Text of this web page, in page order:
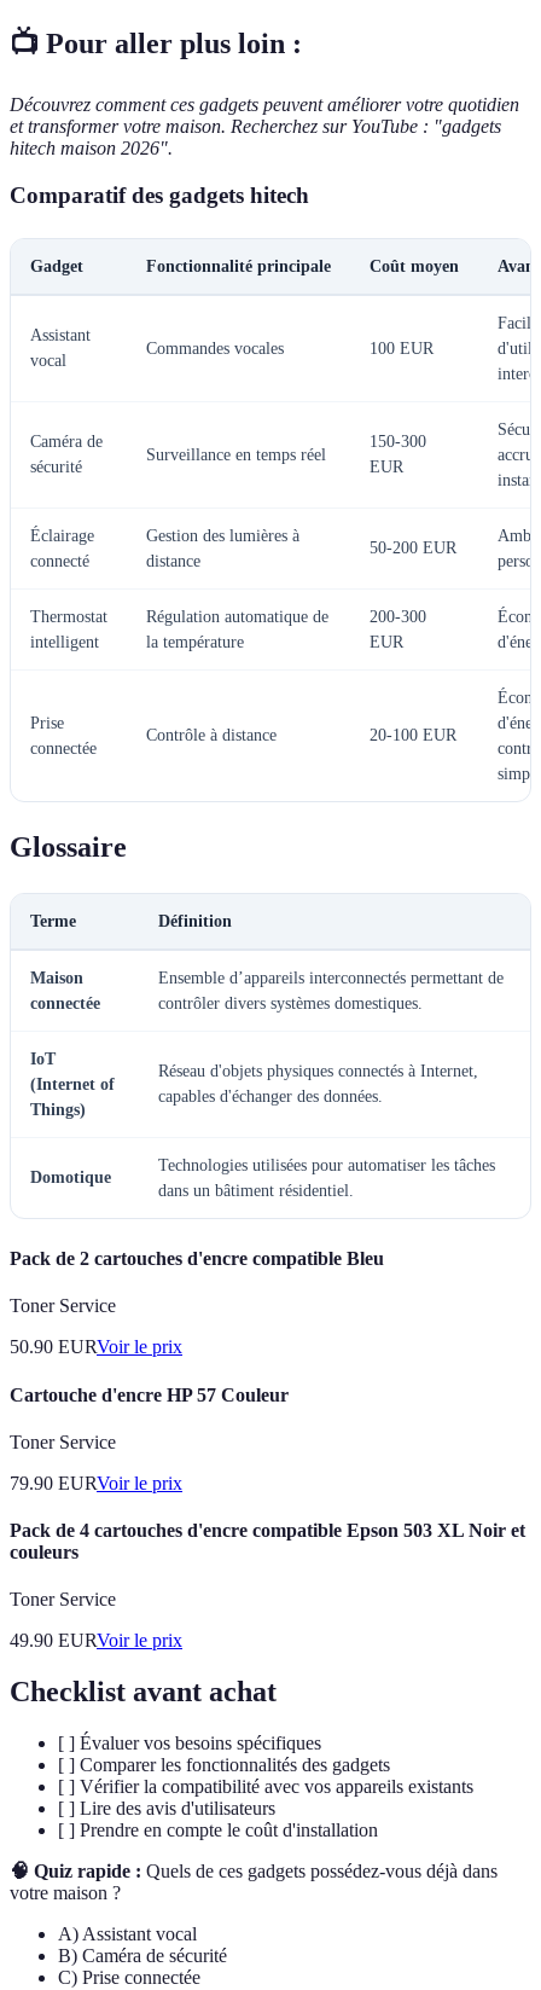
📺 Pour aller plus loin :
Découvrez comment ces gadgets peuvent améliorer votre quotidien
et transformer votre maison. Recherchez sur YouTube : "gadgets
hitech maison 2026".
Comparatif des gadgets hitech
Gadget Fonctionnalité principale Coût moyen
Assistant
vocal
Commandes vocales 100 EUR
Caméra de
sécurité
Surveillance en temps réel
150-300
EUR
Éclairage
connecté
Gestion des lumières à
distance
50-200 EUR
Thermostat
intelligent
Régulation automatique de
la température
200-300
EUR
Prise
connectée
Contrôle à distance 20-100 EUR
Glossaire
Terme Définition
Maison
connectée
Ensemble d’appareils interconnectés permettant de
contrôler divers systèmes domestiques.
IoT
(Internet of
Things)
Réseau d'objets physiques connectés à Internet,
capables d'échanger des données.
Domotique
Technologies utilisées pour automatiser les tâches
dans un bâtiment résidentiel.
Pack de 2 cartouches d'encre compatible Bleu
Toner Service
50.90 EURVoir le prix
Cartouche d'encre HP 57 Couleur
Toner Service
79.90 EURVoir le prix
Pack de 4 cartouches d'encre compatible Epson 503 XL Noir et
couleurs
Toner Service
49.90 EURVoir le prix
Checklist avant achat
[ ] Évaluer vos besoins spécifiques
[ ] Comparer les fonctionnalités des gadgets
[ ] Vérifier la compatibilité avec vos appareils existants
[ ] Lire des avis d'utilisateurs
[ ] Prendre en compte le coût d'installation
🧠 Quiz rapide : Quels de ces gadgets possédez-vous déjà dans
votre maison ?
A) Assistant vocal
B) Caméra de sécurité
C) Prise connectée